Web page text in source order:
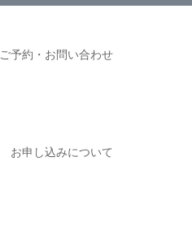
ご予約・お問い合わせ
お申し込みについて